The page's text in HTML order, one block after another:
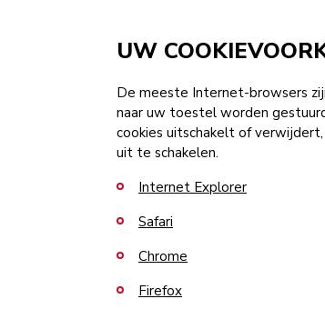
UW
De meeste Internet-browsers
naar uw toestel worden
cookies uitschakelt of
uit te schakelen.
Internet Explorer
Safari
Chrome
Firefox